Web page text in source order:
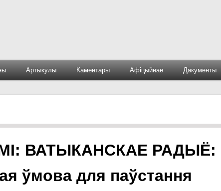
Артыкулы Каментары Афіцыйнае Дакументы
ВАТЫКАНСКАЕ РАДЫЁ:
ўмова для паўстання